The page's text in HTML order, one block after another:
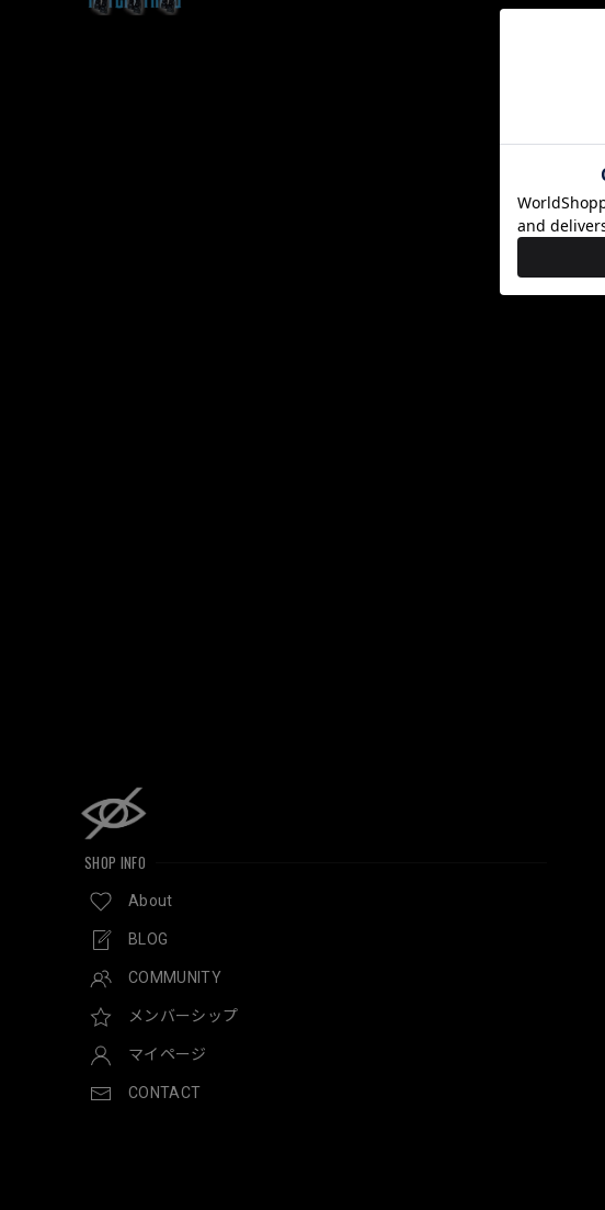
SHOP INFO
About
BLOG
COMMUNITY
メンバーシップ
マイページ
CONTACT